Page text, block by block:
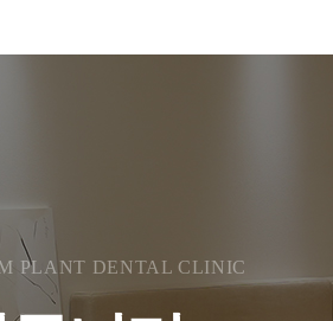
PLANT DENTAL CLINIC